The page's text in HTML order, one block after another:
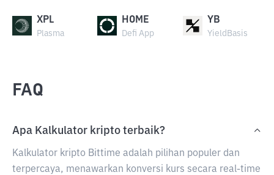
XPL
Plasma
HOME
Defi App
YB
YieldBasis
FAQ
Apa Kalkulator kripto terbaik?
Kalkulator kripto Bittime adalah pilihan populer dan
terpercaya, menawarkan konversi kurs secara real-time